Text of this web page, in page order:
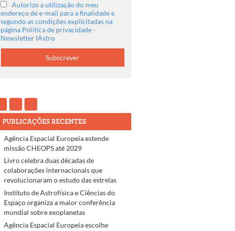
Autorizo a utilização do meu
endereço de e-mail para a finalidade e
segundo as condições explicitadas na
página Política de privacidade -
Newsletter IAstro
PUBLICAÇÕES RECENTES
Agência Espacial Europeia estende
missão CHEOPS até 2029
Livro celebra duas décadas de
colaborações internacionais que
revolucionaram o estudo das estrelas
Instituto de Astrofísica e Ciências do
Espaço organiza a maior conferência
mundial sobre exoplanetas
Agência Espacial Europeia escolhe